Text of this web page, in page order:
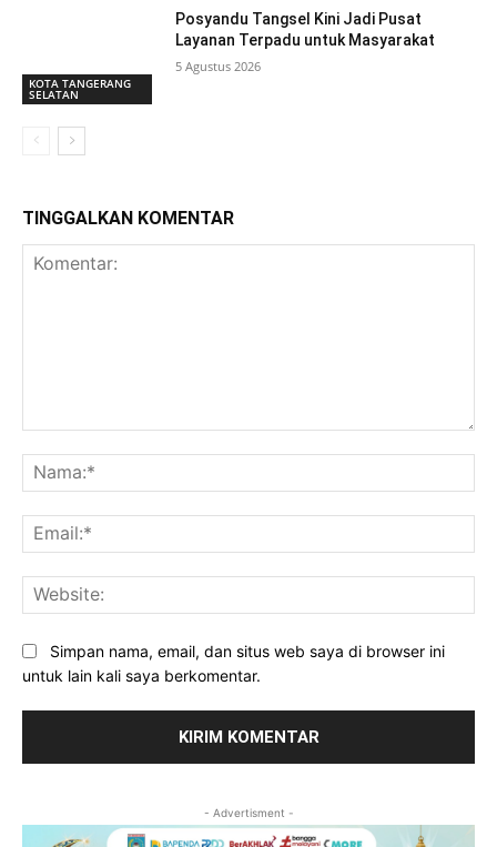
KOTA TANGERANG
SELATAN
Posyandu Tangsel Kini Jadi Pusat
Layanan Terpadu untuk Masyarakat
5 Agustus 2026
TINGGALKAN KOMENTAR
Simpan nama, email, dan situs web saya di browser ini
untuk lain kali saya berkomentar.
- Advertisment -